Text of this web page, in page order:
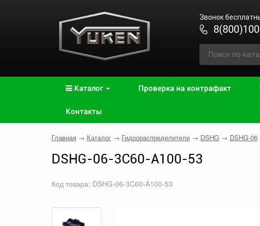
Звонок
Каталог Проверка на контрафакт
Контакты
Главная → Каталог → Гидрораспределители → DSHG → DSHG-06
DSHG-06-3C60-A100-53
Код товара: DSHG-06-3C60-A100-53